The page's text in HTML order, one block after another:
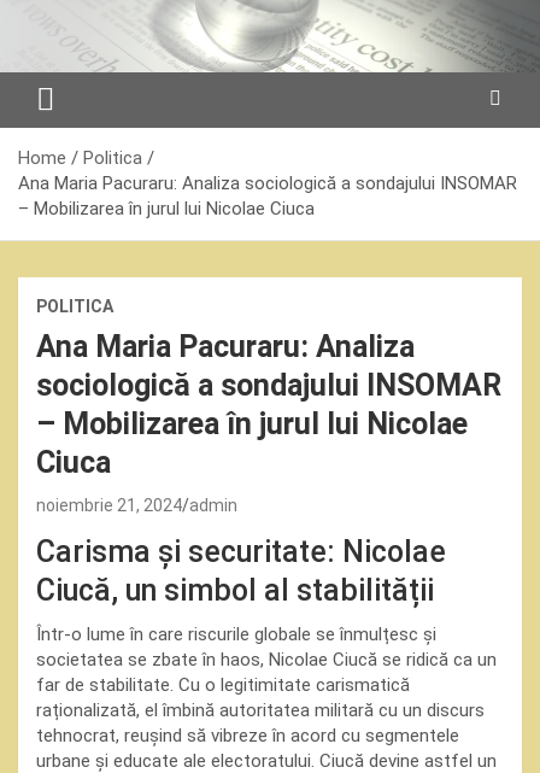
Home
Politica
Ana Maria Pacuraru: Analiza sociologică a sondajului INSOMAR
– Mobilizarea în jurul lui Nicolae Ciuca
POLITICA
Ana Maria Pacuraru: Analiza
sociologică a sondajului INSOMAR
– Mobilizarea în jurul lui Nicolae
Ciuca
noiembrie 21, 2024 admin
Carisma și securitate: Nicolae
Ciucă, un simbol al stabilității
Într-o lume în care riscurile globale se înmulțesc și
societatea se zbate în haos, Nicolae Ciucă se ridică ca un
far de stabilitate. Cu o legitimitate carismatică
raționalizată, el îmbină autoritatea militară cu un discurs
tehnocrat, reușind să vibreze în acord cu segmentele
urbane și educate ale electoratului. Ciucă devine astfel un